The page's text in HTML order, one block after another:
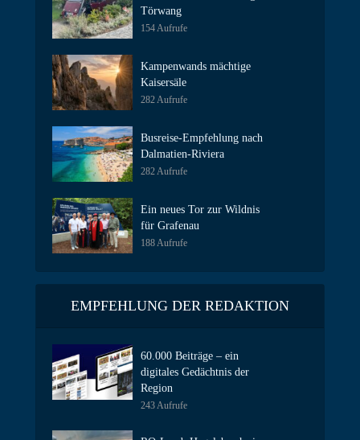
Törwang
154 Aufrufe
Kampenwands mächtige
Kaisersäle
282 Aufrufe
Busreise-Empfehlung nach
Dalmatien-Riviera
282 Aufrufe
Ein neues Tor zur Wildnis
für Grafenau
188 Aufrufe
EMPFEHLUNG DER REDAKTION
60.000 Beiträge – ein
digitales Gedächtnis der
Region
243 Aufrufe